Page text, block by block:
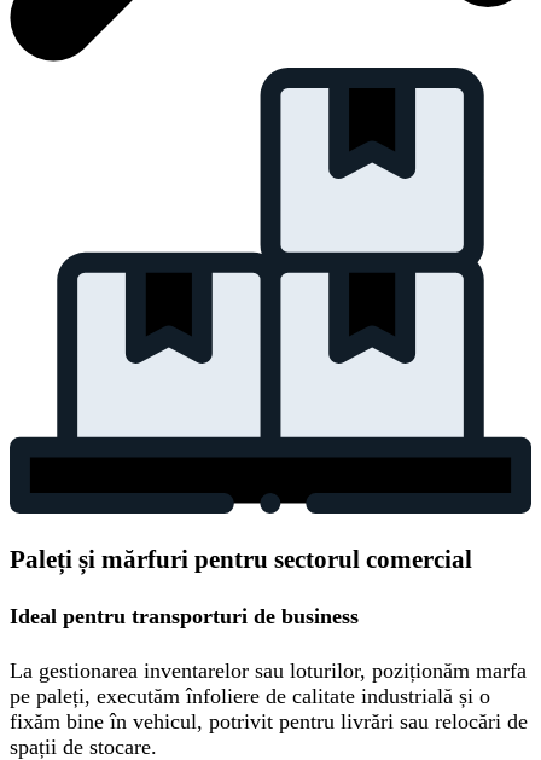
Paleți și mărfuri pentru sectorul comercial
Ideal pentru transporturi de business
La gestionarea inventarelor sau loturilor, poziționăm marfa
pe paleți, executăm înfoliere de calitate industrială și o
fixăm bine în vehicul, potrivit pentru livrări sau relocări de
spații de stocare.